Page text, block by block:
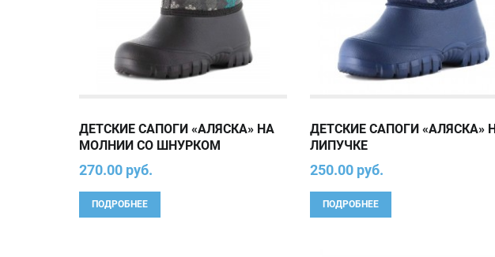
ДЕТСКИЕ САПОГИ «АЛЯСКА» НА
МОЛНИИ СО ШНУРКОМ
270.00 руб.
ПОДРОБНЕЕ
ДЕТСКИЕ САПОГИ «АЛЯСКА»
ЛИПУЧКЕ
250.00 руб.
ПОДРОБНЕЕ